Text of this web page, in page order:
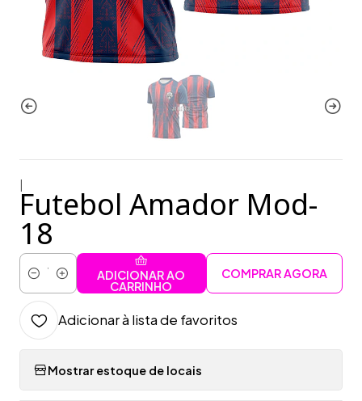
Futebol Amador Mod-
18
Quantidade
ADICIONAR AO
CARRINHO
COMPRAR AGORA
Adicionar à lista de favoritos
Mostrar estoque de locais